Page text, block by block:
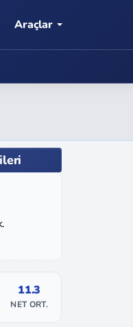
Araçlar
11.3
NET ORT.